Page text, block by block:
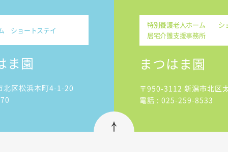
ショートステイ
ま園
北区松浜本町4-1-20
特別養護老人ホーム シ
居宅介護支援事務所
まつはま園
〒950-3112 新潟市北区
電話 : 025-259-8533